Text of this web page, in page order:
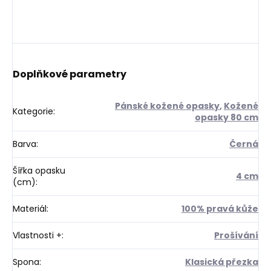
Doplňkové parametry
Kategorie: Pánské kožené opasky, Kožené
opasky 80 cm
Barva: Černá
Šířka opasku
(cm): 4 cm
Materiál: 100% pravá kůže
Vlastnosti +: Prošívání
Spona: Klasická přezka